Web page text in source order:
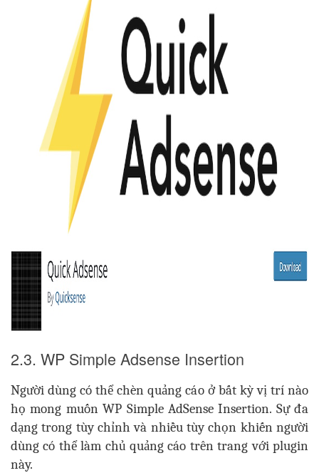
2.3. WP Simple Adsense Insertion
Người dùng có thể chèn quảng cáo ở bất kỳ vị trí nào
họ mong muốn WP Simple AdSense Insertion. Sự đa
dạng trong tùy chỉnh và nhiều tùy chọn khiến người
dùng có thể làm chủ quảng cáo trên trang với plugin
này.